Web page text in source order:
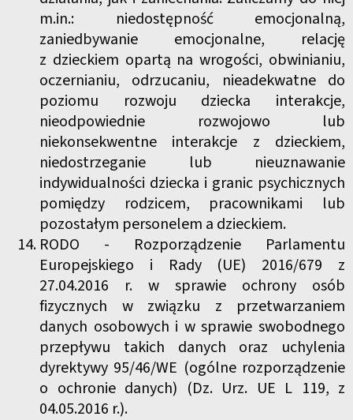
m.in.: niedostępność emocjonalną,
zaniedbywanie emocjonalne, relację
z dzieckiem opartą na wrogości, obwinianiu,
oczernianiu, odrzucaniu, nieadekwatne do
poziomu rozwoju dziecka interakcje,
nieodpowiednie rozwojowo lub
niekonsekwentne interakcje z dzieckiem,
niedostrzeganie lub nieuznawanie
indywidualności dziecka i granic psychicznych
pomiędzy rodzicem, pracownikami lub
pozostałym personelem a dzieckiem.
RODO - Rozporządzenie Parlamentu
Europejskiego i Rady (UE) 2016/679 z
27.04.2016 r. w sprawie ochrony osób
fizycznych w związku z przetwarzaniem
danych osobowych i w sprawie swobodnego
przepływu takich danych oraz uchylenia
dyrektywy 95/46/WE (ogólne rozporządzenie
o ochronie danych) (Dz. Urz. UE L 119, z
04.05.2016 r.).